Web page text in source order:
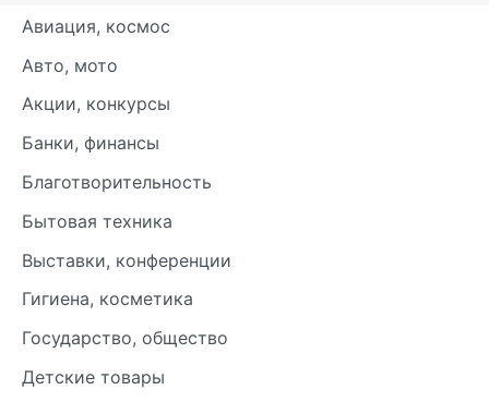
Авиация, космос
Авто, мото
Акции, конкурсы
Банки, финансы
Благотворительность
Бытовая техника
Выставки, конференции
Гигиена, косметика
Государство, общество
Детские товары